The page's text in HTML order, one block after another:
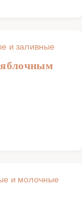
и заливные
и молочные